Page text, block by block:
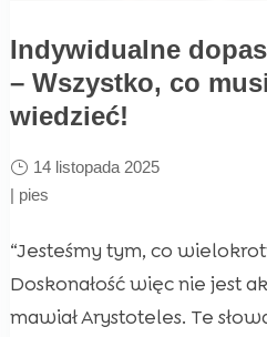
Indywidualne
– Wszystko, co
wiedzieć!
14 listopada 2025
| pies
“Jesteśmy tym, co
Doskonałość więc nie jest
mawiał Arystoteles. Te